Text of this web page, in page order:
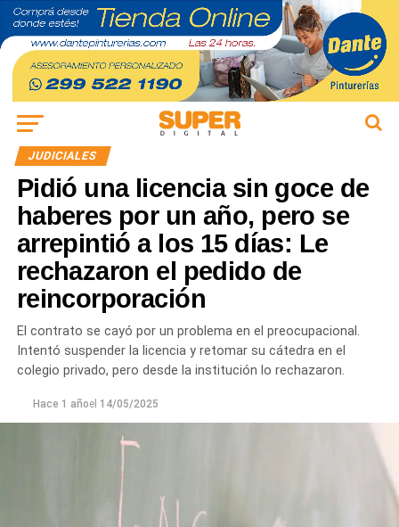
JUDICIALES
Pidió una licencia sin goce de
haberes por un año, pero se
arrepintió a los 15 días: Le
rechazaron el pedido de
reincorporación
El contrato se cayó por un problema en el preocupacional.
Intentó suspender la licencia y retomar su cátedra en el
colegio privado, pero desde la institución lo rechazaron.
Hace 1 añoel 14/05/2025